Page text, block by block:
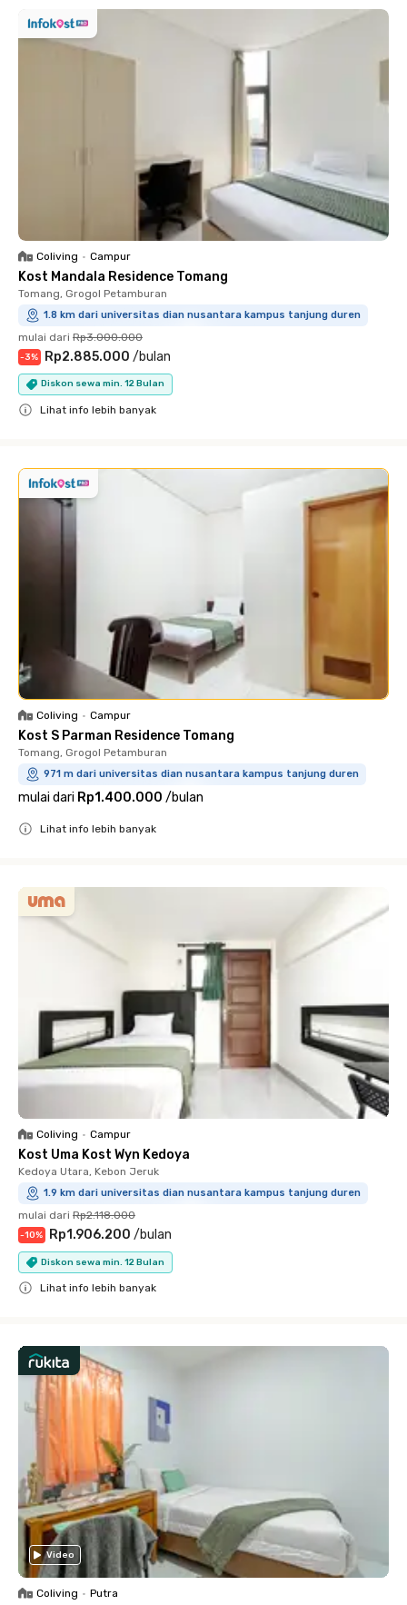
Coliving • Campur
Kost Mandala Residence Tomang
Tomang, Grogol Petamburan
1.8 km dari universitas dian nusantara kampus tanjung duren
mulai dari Rp3.000.000
-3% Rp2.885.000 /bulan
Diskon sewa min. 12 Bulan
Lihat info lebih banyak
Coliving • Campur
Kost S Parman Residence Tomang
Tomang, Grogol Petamburan
971 m dari universitas dian nusantara kampus tanjung duren
mulai dari Rp1.400.000 /bulan
Lihat info lebih banyak
Coliving • Campur
Kost Uma Kost Wyn Kedoya
Kedoya Utara, Kebon Jeruk
1.9 km dari universitas dian nusantara kampus tanjung duren
mulai dari Rp2.118.000
-10% Rp1.906.200 /bulan
Diskon sewa min. 12 Bulan
Lihat info lebih banyak
Video
Coliving • Putra